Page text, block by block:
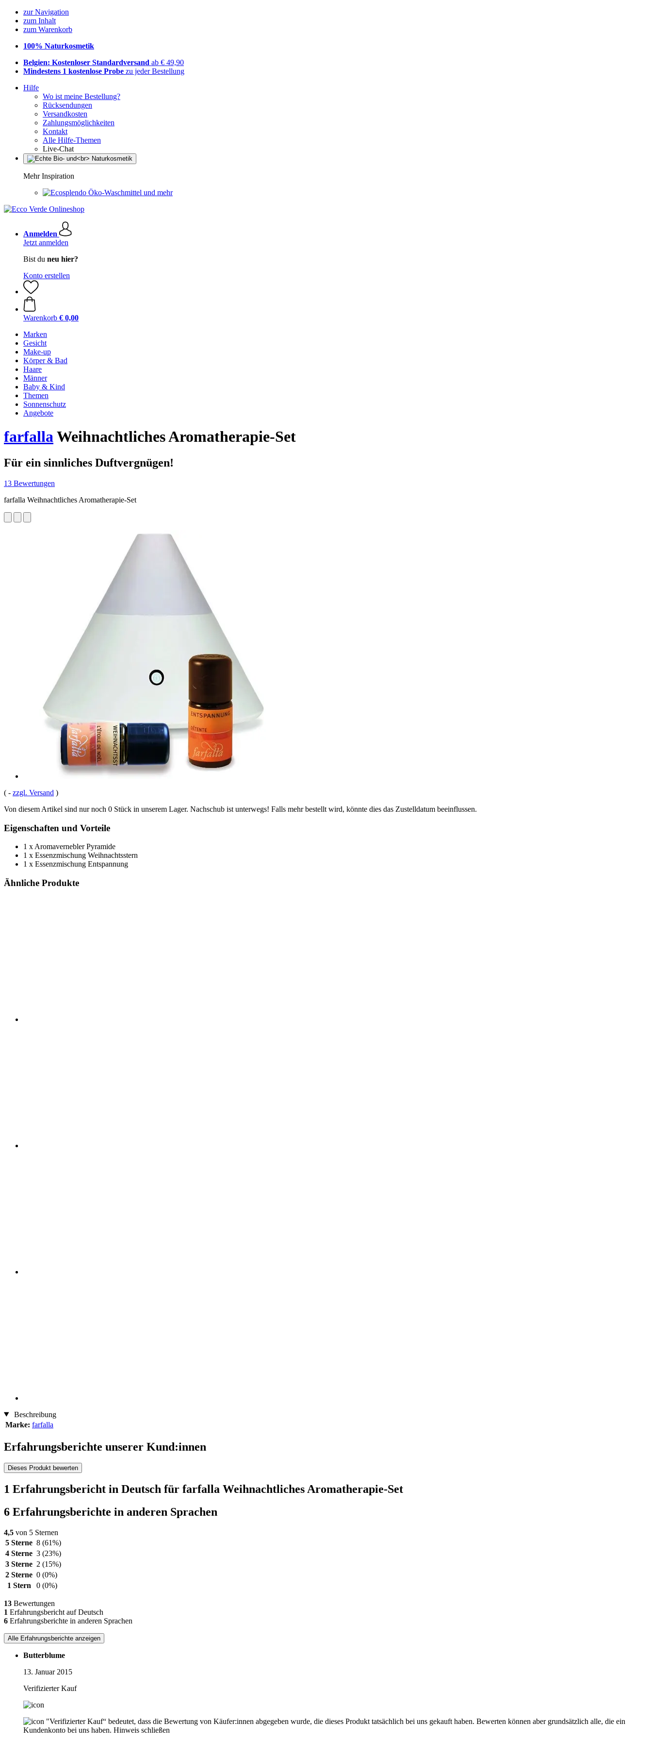
zur Navigation
zum Inhalt
zum Warenkorb
100% Naturkosmetik
Belgien: Kostenloser Standardversand ab € 49,90
Mindestens 1 kostenlose Probe zu jeder Bestellung
Hilfe
Wo ist meine Bestellung?
Rücksendungen
Versandkosten
Zahlungsmöglichkeiten
Kontakt
Alle Hilfe-Themen
Live-Chat
Mehr Inspiration
Öko-Waschmittel und mehr
Anmelden
Jetzt anmelden
Bist du neu hier?
Konto erstellen
Warenkorb € 0,00
Marken
Gesicht
Make-up
Körper & Bad
Haare
Männer
Baby & Kind
Themen
Sonnenschutz
Angebote
farfallaWeihnachtliches Aromatherapie-Set
Für ein sinnliches Duftvergnügen!
13 Bewertungen
farfalla Weihnachtliches Aromatherapie-Set
( - zzgl. Versand )
Von diesem Artikel sind nur noch 0 Stück in unserem Lager. Nachschub ist unterwegs! Falls mehr bestellt wird, könnte dies das Zustelldatum beeinflussen.
Eigenschaften und Vorteile
1 x Aromavernebler Pyramide
1 x Essenzmischung Weihnachtsstern
1 x Essenzmischung Entspannung
Ähnliche Produkte
Beschreibung
Marke: farfalla
Erfahrungsberichte unserer Kund:innen
Dieses Produkt bewerten
1 Erfahrungsbericht in Deutsch für farfalla Weihnachtliches Aromatherapie-Set
6 Erfahrungsberichte in anderen Sprachen
4,5 von 5 Sternen
5 Sterne 8 (61%)
4 Sterne 3 (23%)
3 Sterne 2 (15%)
2 Sterne 0 (0%)
1 Stern
0 (0%)
13 Bewertungen
1 Erfahrungsbericht auf Deutsch
6 Erfahrungsberichte in anderen Sprachen
Alle Erfahrungsberichte anzeigen
Butterblume
13. Januar 2015
Verifizierter Kauf
"Verifizierter Kauf“ bedeutet, dass die Bewertung von Käufer:innen abgegeben wurde, die dieses Produkt tatsächlich bei uns gekauft haben. Bewerten können aber grundsätzlich alle, die ein
Kundenkonto bei uns haben. Hinweis schließen